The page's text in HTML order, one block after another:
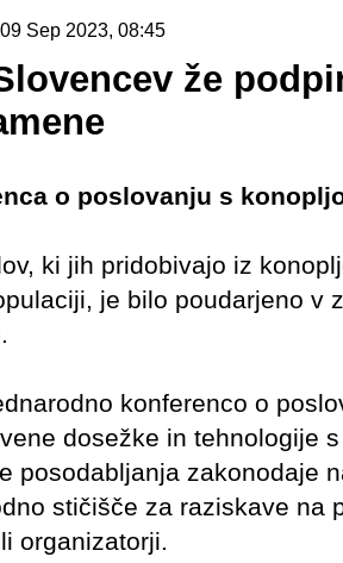
09 Sep 2023, 08:45
že
o poslovanju s
ki jih pridobivajo iz
je bilo poudarjeno v
konferenco o
dosežke in tehnologije
posodabljanja zakonodaje
stičišče za raziskave
organizatorji.